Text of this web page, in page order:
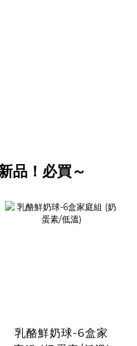
品！必買～
乳酪鮮奶球-6盒家